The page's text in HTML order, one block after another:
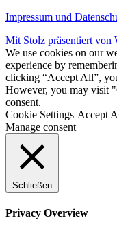
Impressum und
Mit Stolz präsentiert von
We use cookies on our
experience by
clicking “Accept All”,
However, you may visit
consent.
Cookie Settings Accept
Manage consent
Schließen
Privacy Overview